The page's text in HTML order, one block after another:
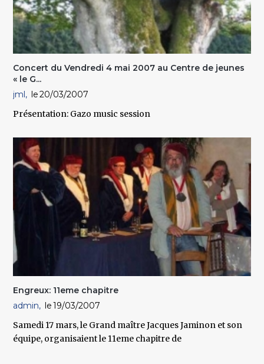
Concert du Vendredi 4 mai 2007 au Centre de jeunes
« le G...
jml
20/03/2007
Présentation: Gazo music session
Engreux: 11eme chapitre
admin
19/03/2007
Samedi 17 mars, le Grand maître Jacques Jaminon et son
équipe, organisaient le 11eme chapitre de